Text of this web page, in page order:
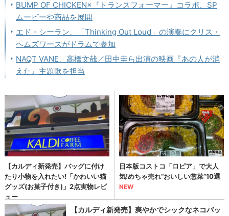
BUMP OF CHICKEN×『トランスフォーマー』コラボ、SP
ムービーや商品を展開
エド・シーラン、「Thinking Out Loud」の演奏にクリス・
ヘムズワースがドラムで参加
NAQT VANE、高橋文哉／田中圭ら出演の映画『あの人が消
えた』主題歌を担当